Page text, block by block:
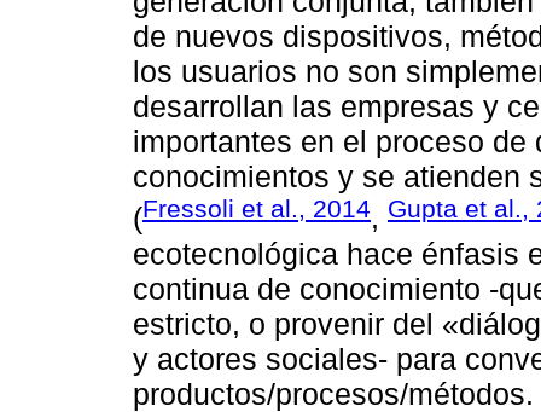
de nuevos dispositivos,
los usuarios no son
desarrollan las empresas y
importantes en el proceso
conocimientos y se atienden
(Fressoli et al., 2014, Gupta et al.,
ecotecnológica hace énfasis
continua de conocimiento -
estricto, o provenir del
y actores sociales- para
productos/procesos/métodos.